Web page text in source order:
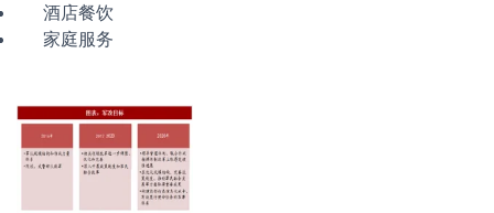
酒店餐饮
家庭服务